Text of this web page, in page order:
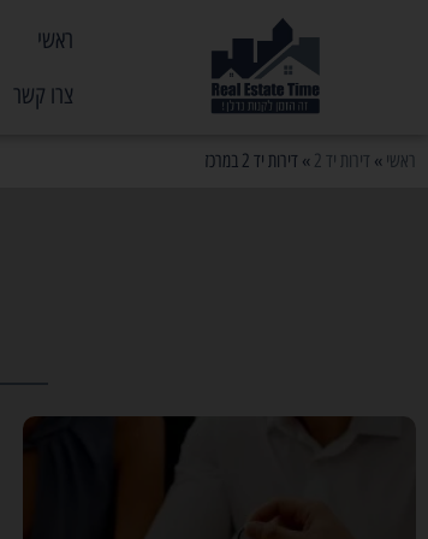
ראשי
צרו קשר
ראשי » דירות יד 2 » דירות יד 2 במרכז